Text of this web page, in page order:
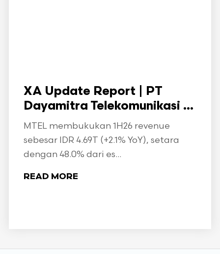
XA Update Report | PT
Dayamitra Telekomunikasi ...
MTEL membukukan 1H26 revenue
sebesar IDR 4.69T (+2.1% YoY), setara
dengan 48.0% dari es...
READ MORE